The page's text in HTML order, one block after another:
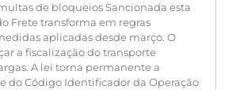
de bloqueios Sancionada esta
Frete transforma em regras
aplicadas desde março. O
a fiscalização do transporte
A lei torna permanente a
do Código Identificador da Operação